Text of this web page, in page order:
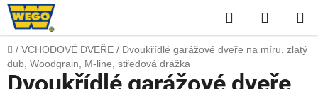
Přejít
na
obsah
Hledat
KOŠÍK
Domů
/ VCHODOVÉ DVEŘE / Dvoukřídlé garážové dveře na míru, zlatý
dub, Woodgrain, M-line, středová drážka
Dvoukřídlé garážové dveře